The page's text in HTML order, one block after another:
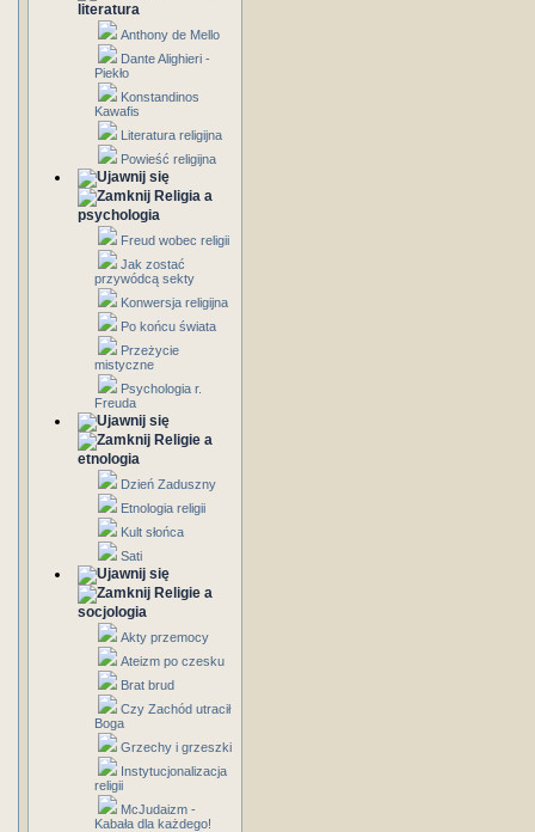
literatura
Anthony de Mello
Dante Alighieri -
Piekło
Konstandinos
Kawafis
Literatura religijna
Powieść religijna
Religia a
psychologia
Freud wobec religii
Jak zostać
przywódcą sekty
Konwersja religijna
Po końcu świata
Przeżycie
mistyczne
Psychologia r.
Freuda
Religie a
etnologia
Dzień Zaduszny
Etnologia religii
Kult słońca
Sati
Religie a
socjologia
Akty przemocy
Ateizm po czesku
Brat brud
Czy Zachód utracił
Boga
Grzechy i grzeszki
Instytucjonalizacja
religii
McJudaizm -
Kabała dla każdego!